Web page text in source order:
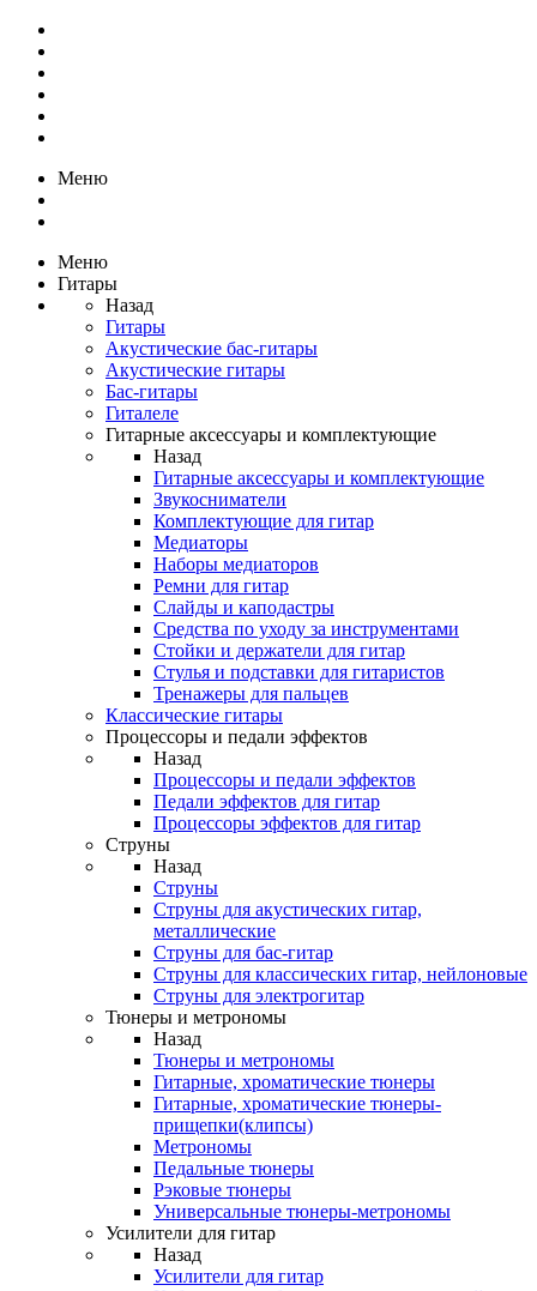
Меню
Меню
Гитары
Назад
Гитары
Акустические бас-гитары
Акустические гитары
Бас-гитары
Гиталеле
Гитарные аксессуары и комплектующие
Назад
Гитарные аксессуары и комплектующие
Звукосниматели
Комплектующие для гитар
Медиаторы
Наборы медиаторов
Ремни для гитар
Слайды и каподастры
Средства по уходу за инструментами
Стойки и держатели для гитар
Стулья и подставки для гитаристов
Тренажеры для пальцев
Классические гитары
Процессоры и педали эффектов
Назад
Процессоры и педали эффектов
Педали эффектов для гитар
Процессоры эффектов для гитар
Струны
Назад
Струны
Струны для акустических гитар,
металлические
Струны для бас-гитар
Струны для классических гитар, нейлоновые
Струны для электрогитар
Тюнеры и метрономы
Назад
Тюнеры и метрономы
Гитарные, хроматические тюнеры
Гитарные, хроматические тюнеры-
прищепки(клипсы)
Метрономы
Педальные тюнеры
Рэковые тюнеры
Универсальные тюнеры-метрономы
Усилители для гитар
Назад
Усилители для гитар